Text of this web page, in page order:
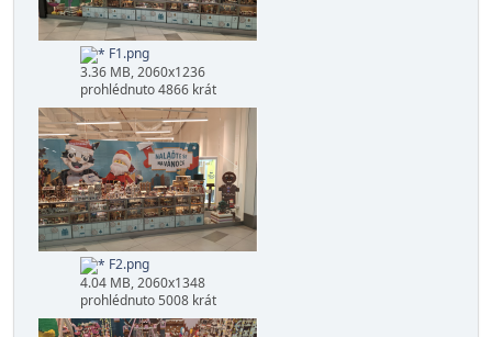
F1.png
3.36 MB, 2060x1236
prohlédnuto 4866 krát